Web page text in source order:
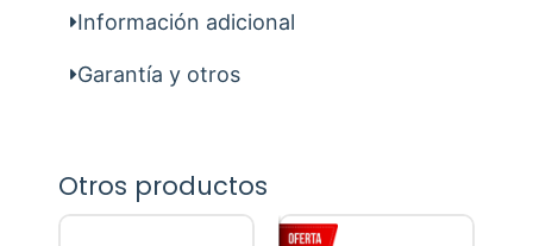
Información adicional
Garantía y otros
Otros productos